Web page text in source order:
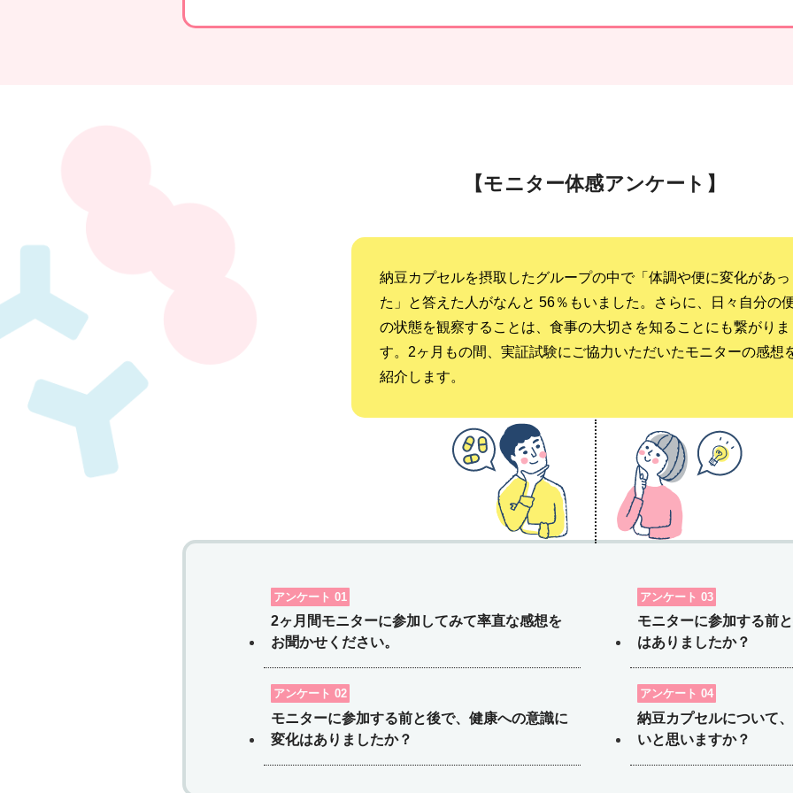
【モニター体感アンケート】
納豆カプセルを摂取したグループの中で「体調や便に変化があっ
た」と答えた人がなんと 56％もいました。さらに、日々自分の
の状態を観察することは、食事の大切さを知ることにも繋がりま
す。2ヶ月もの間、実証試験にご協力いただいたモニターの感想
紹介します。
アンケート 01
2ヶ月間モニターに参加してみて率直な感想を
お聞かせください。
アンケート 02
モニターに参加する前と後で、健康への意識に
変化はありましたか？
アンケート 03
モニターに参加する前
はありましたか？
アンケート 04
納豆カプセルについて
いと思いますか？